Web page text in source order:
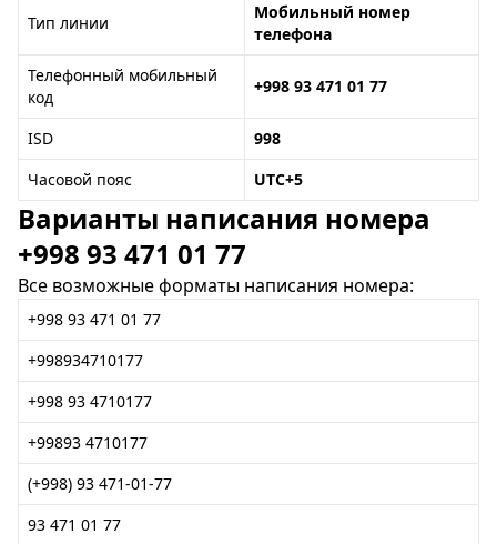
Тип линии
Мобильный номер
телефона
Телефонный мобильный
код
+998 93 471 01 77
ISD
998
Часовой пояс
UTC+5
Варианты написания номера
+998 93 471 01 77
Все возможные форматы написания номера:
+998 93 471 01 77
+998934710177
+998 93 4710177
+99893 4710177
(+998) 93 471-01-77
93 471 01 77